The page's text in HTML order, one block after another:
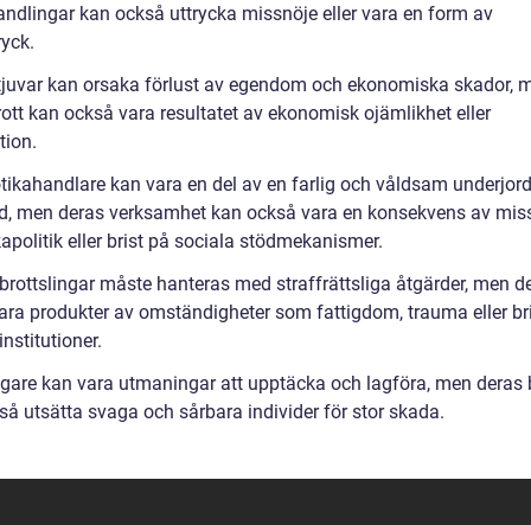
kan också uttrycka missnöje eller vara en form av
kan orsaka förlust av egendom och ekonomiska skador,
kan också vara resultatet av ekonomisk ojämlikhet eller
kan vara en del av en farlig och våldsam
men deras verksamhet kan också vara en konsekvens av
eller brist på sociala stödmekanismer.
måste hanteras med straffrättsliga åtgärder, men
produkter av omständigheter som fattigdom, trauma eller
kan vara utmaningar att upptäcka och lagföra, men deras
utsätta svaga och sårbara individer för stor skada.